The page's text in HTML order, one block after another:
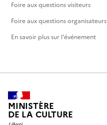
Foire aux questions visiteurs
Foire aux questions organisateurs
En savoir plus sur l'événement
MINISTÈRE
DE LA CULTURE